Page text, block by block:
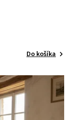
Do košíka